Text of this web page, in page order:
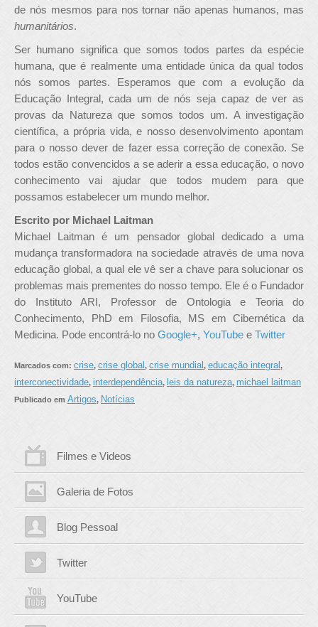
de nós mesmos para nos tornar não apenas humanos, mas
humanitários.
Ser humano significa que somos todos partes da espécie
humana, que é realmente uma entidade única da qual todos
nós somos partes. Esperamos que com a evolução da
Educação Integral, cada um de nós seja capaz de ver as
provas da Natureza que somos todos um. A investigação
científica, a própria vida, e nosso desenvolvimento apontam
para o nosso dever de fazer essa correção de conexão. Se
todos estão convencidos a se aderir a essa educação, o novo
conhecimento vai ajudar que todos mudem para que
possamos estabelecer um mundo melhor.
Escrito por Michael Laitman
Michael Laitman é um pensador global dedicado a uma
mudança transformadora na sociedade através de uma nova
educação global, a qual ele vê ser a chave para solucionar os
problemas mais prementes do nosso tempo. Ele é o Fundador
do Instituto ARI, Professor de Ontologia e Teoria do
Conhecimento, PhD em Filosofia, MS em Cibernética da
Medicina. Pode encontrá-lo no Google+, YouTube e Twitter
Marcados com: crise, crise global, crise mundial, educação integral,
interconectividade, interdependência, leis da natureza, michael laitman
Publicado em Artigos, Notícias
Filmes e Videos
Galeria de Fotos
Blog Pessoal
Twitter
YouTube